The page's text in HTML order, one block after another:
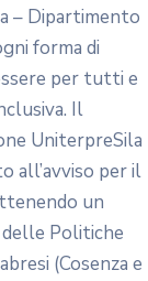
– Dipartimento
forma di
per tutti e
Il
UniterpreSila
all’avviso per il
un
Politiche
(Cosenza e